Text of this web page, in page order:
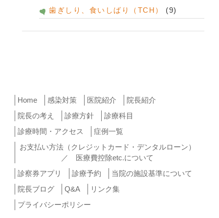
歯ぎしり、食いしばり（TCH） (9)
Home 感染対策 医院紹介
院長紹介
院長の考え
診療方針
診療科目
診療時間・アクセス
症例一覧
お支払い方法（クレジットカード・デンタルローン）
／ 医療費控除etc.について
診察券アプリ
診療予約
当院の施設基準について
院長ブログ
Q&A
リンク集
プライバシーポリシー